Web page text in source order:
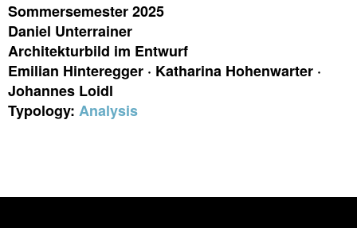
Sommersemester 2025
Daniel Unterrainer
Architekturbild im Entwurf
Emilian Hinteregger · Katharina Hohenwarter ·
Johannes Loidl
Typology: Analysis